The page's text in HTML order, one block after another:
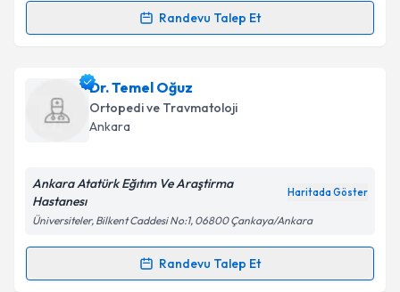
Randevu Talep Et
Randevu Takvimi Talebi
Doç. Dr. Ömür Çağlar
oluşturun. Size bu uzmandan randevu almanız için bir
takvim hazırlandığında e-posta ile bilgilendireceğiz.
Kişisel verilerimin işlenmesine ilişkinAydınlatma
'ni okudum ve kişisel verilerimin belirtilen
kapsamda işlenmesini kabul ediyorum.
Dr. Temel Oğuz
Ortopedi ve Travmatoloji
Ankara
Ankara Atatürk Eğıtım Ve Araştirma
Hastanesı
Haritada Göster
Üniversiteler, Bilkent Caddesi No:1, 06800 Çankaya/Ankara
Randevu Talep Et
Randevu Takvimi Talebi